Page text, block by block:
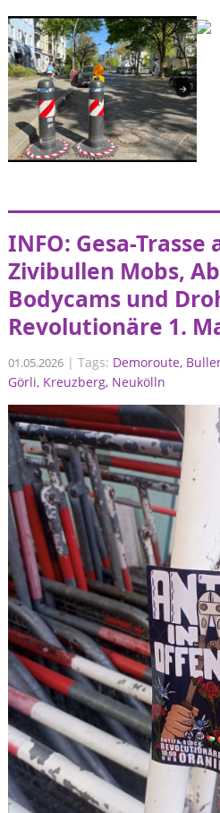
INFO: Gesa-Trasse
Zivibullen Mobs,
Bodycams und
Revolutionäre 1.
01.05.2026 |Tags: Demoroute
Görli Kreuzberg Neukölln